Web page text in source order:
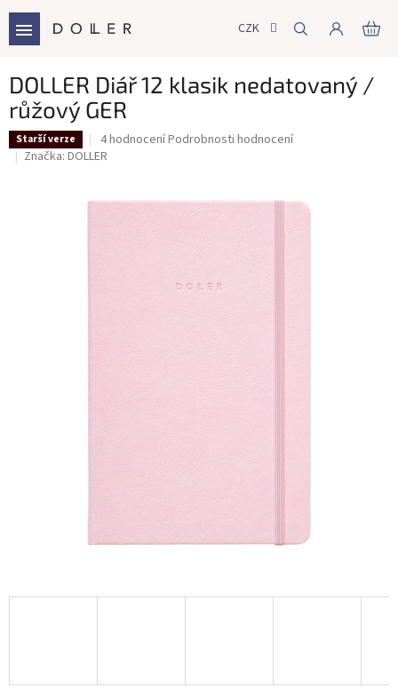
obsah
CZK
DOLLER Diář 12 klasik nedatovaný /
růžový GER
Starší verze
Průměrné
hodnocení
4,5
4 hodnoceníPodrobnosti hodnocení
Značka: DOLLER